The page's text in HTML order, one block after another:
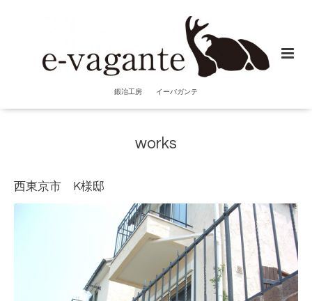
鍛冶工房 イーバガンテ
works
西東京市 K様邸